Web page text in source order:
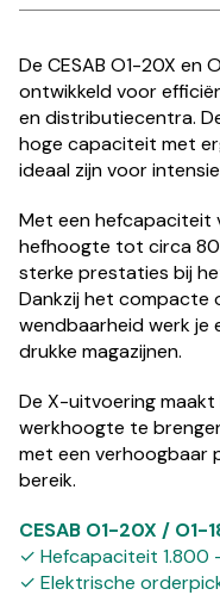
De CESAB O1-20X en
ontwikkeld voor
en distributiecentra.
hoge capaciteit met
ideaal zijn voor
Met een hefcapaciteit
hefhoogte tot circa
sterke prestaties bij
Dankzij het compacte
wendbaarheid werk je
drukke magazijnen.
De X-uitvoering
werkhoogte te
met een verhoogbaar
bereik.
CESAB O1-20X / O1-
✓ Hefcapaciteit 1.800
✓ Elektrische